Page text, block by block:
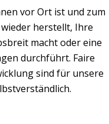
vor Ort ist und zum
herstellt, Ihre
macht oder eine
durchführt. Faire
sind für unsere